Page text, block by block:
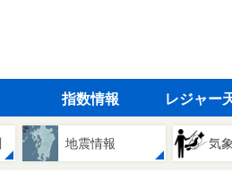
指数情報 レジャー
地震情報 気